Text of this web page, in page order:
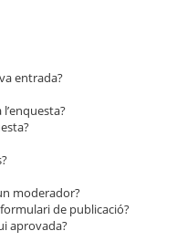
entrada?
moderador?
de publicació?
aprovada?